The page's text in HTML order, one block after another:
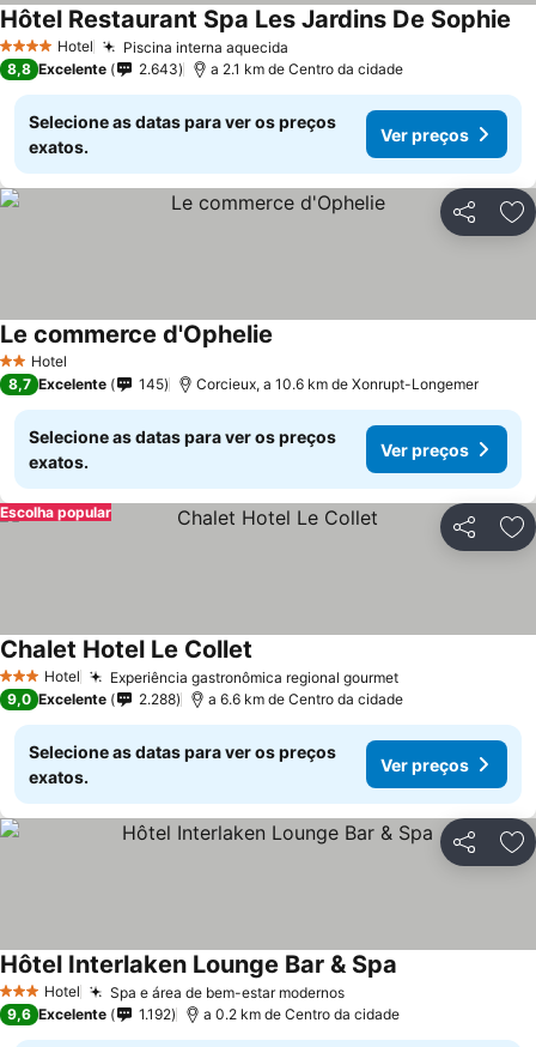
4 EstrelasHotel Piscina interna aquecida
Hôtel Restaurant Spa Les Jardins De Sophie
8,8 Excelente 2.643 a 2.1 km de Centro da cidade
Selecione as datas para ver os preços
exatos.
Ver preços
Partilhar
2 Estrelas
Hotel
Le commerce d'Ophelie
8,7 Excelente 145 Corcieux, a 10.6 km de Xonrupt-Longemer
Selecione as datas para ver os preços
exatos.
Ver preços
Partilhar
Escolha popular
3 EstrelasHotel Experiência gastronômica regional gourmetVer preços
Chalet Hotel Le Collet
9,0 Excelente 2.288 a 6.6 km de Centro da cidade
Selecione as datas para ver os preços
exatos.
Ver preços
Partilhar
3 EstrelasHotel Spa e área de bem-estar modernosVer preços
Hôtel Interlaken Lounge Bar & Spa
9,6 Excelente 1.192 a 0.2 km de Centro da cidade